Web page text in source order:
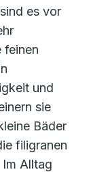
es vor
feinen
und
sie
Bäder
filigranen
Alltag